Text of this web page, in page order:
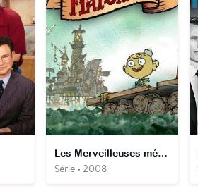
Les Merveilleuses mésaventures de Flapjack
Série • 2008